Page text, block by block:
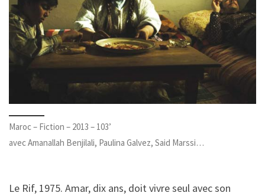
Maroc – Fiction – 2013 – 103’
avec Amanallah Benjilali, Paulina Galvez, Said Marssi…
Le Rif, 1975. Amar, dix ans, doit vivre seul avec son